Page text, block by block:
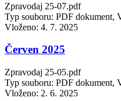
Zpravodaj 25-07.pdf
Typ souboru: PDF dokument,
Vloženo: 4. 7. 2025
Červen 2025
Zpravodaj 25-05.pdf
Typ souboru: PDF dokument,
Vloženo: 2. 6. 2025